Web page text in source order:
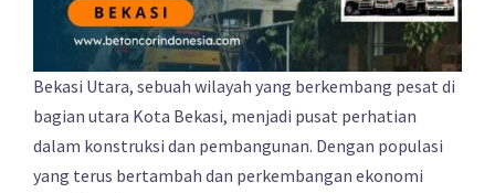
Bekasi Utara, sebuah wilayah yang berkembang pesat di
bagian utara Kota Bekasi, menjadi pusat perhatian
dalam konstruksi dan pembangunan. Dengan populasi
yang terus bertambah dan perkembangan ekonomi